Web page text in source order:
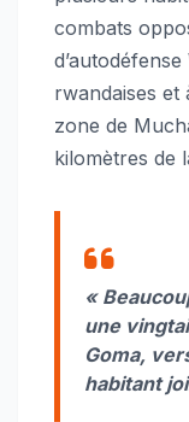
combats
rwandaises et
zone de
kilomètres de
«
une
Goma,
habitant